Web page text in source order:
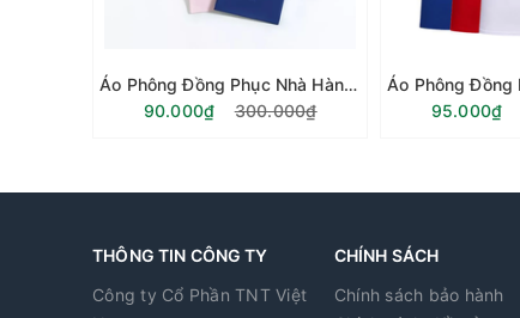
Áo Phông Đồng Phục Nhà Hàng - Vải Cá Sấu Co Giãn 4 Chiều Vải 100% Cottong
90.000₫
300.000₫
95.000₫
THÔNG TIN CÔNG TY
Công ty Cổ Phần TNT Việt
CHÍNH SÁCH
Chính sách bảo hành